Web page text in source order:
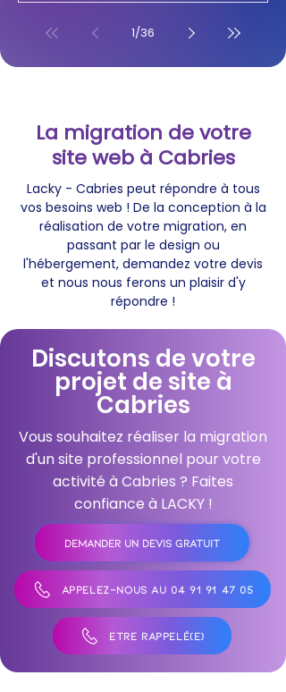
1/36
La migration de votre
site web à Cabries
Lacky - Cabries peut répondre à tous
vos besoins web ! De la conception à la
réalisation de votre migration, en
passant par le design ou
l'hébergement, demandez votre devis
et nous nous ferons un plaisir d'y
répondre !
Discutons de votre
projet de site à
Cabries
Vous souhaitez réaliser la migration
d'un site professionnel pour votre
activité à Cabries ? Faites
confiance à LACKY !
DEMANDER UN DEVIS GRATUIT
APPELEZ-NOUS AU 04 91 91 47 05
ÊTRE RAPPELÉ(E)